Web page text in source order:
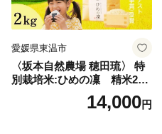
愛媛県東温市
〈坂本自然農場 穂田琉〉 特
別栽培米:ひめの凜 精米2kg
ご飯 お弁当 おにぎり 冷めて
も美味しい 愛媛県産 県知事
14,000円